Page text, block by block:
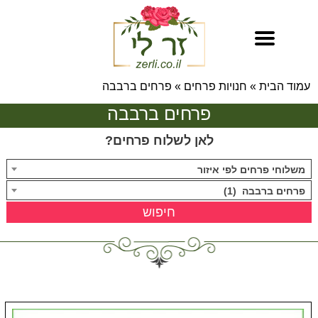
עמוד הבית » חנויות פרחים » פרחים ברבבה
פרחים ברבבה
לאן לשלוח פרחים?
משלוחי פרחים לפי איזור
פרחים ברבבה (1)